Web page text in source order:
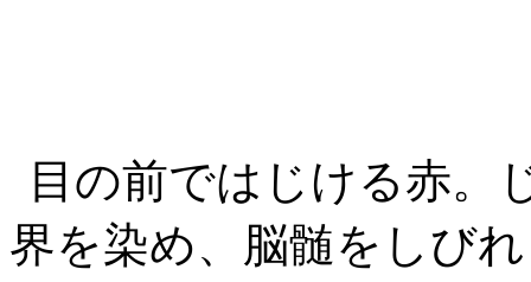
目の前ではじける赤。
界を染め、脳髄をしび